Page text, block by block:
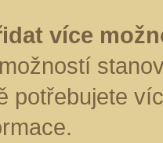
více
potřebujete